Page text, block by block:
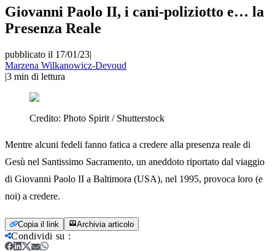
Giovanni Paolo II, i cani-poliziotto e… la
Presenza Reale
pubblicato il 17/01/23|
Marzena Wilkanowicz-Devoud
|3 min di lettura
Credito: Photo Spirit / Shutterstock
Mentre alcuni fedeli fanno fatica a credere alla presenza reale di
Gesù nel Santissimo Sacramento, un aneddoto riportato dal viaggio
di Giovanni Paolo II a Baltimora (USA), nel 1995, provoca loro (e
noi) a credere.
Copia il link Archivia articolo
Condividi su :